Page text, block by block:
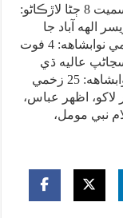
حبدار سپرو، ااضعر شيخ ۽ عامر سولنگي سميت 8 ڄڻا لاڙڪاڻو:
الهه آباد جا
رهواسي گمبٽ: قربان لاشاري فوت، 2 زخمي نوابشاهه: 4 فوت
عاليه ڌي
عاشق علي چانڊيو سيوهڻ واسي طورٿي نوابشاهه: 25 زخمي
لاکو، اظهر عباس،
نبي مومل،